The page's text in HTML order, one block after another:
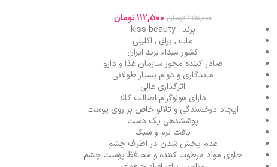
225,000 تومان 112,500تومان
برند : kiss beauty
مات , براق , اکلیلی
کشور مبداء برند ایران
صادر کننده مجوز سازمان غذا و دارو
ماندگاری و دوام بسیار طولانی
اثرگذاری عالی
دارای هولوگرام اصالت کالا
ایجاد درخشندگی و تلالو خاص بر روی پوست
پوششدهی یک دست
بافت نرم و سبک
عدم پخش شدن در اطراف چشم
حاوی مواد مرطوب کننده و محافظ پوست چشم